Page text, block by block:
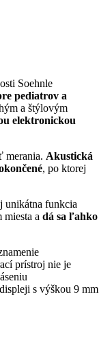
Soehnle
pediatrov a
a štýlovým
elektronickou
merania. Akustická
, po ktorej
unikátna funkcia
a dá sa ľahko
prístroj nie je
s výškou 9 mm